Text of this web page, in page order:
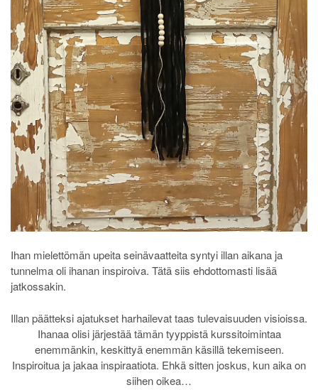
Ihan mielettömän upeita seinävaatteita syntyi illan aikana ja
tunnelma oli ihanan inspiroiva. Tätä siis ehdottomasti lisää
jatkossakin.
Illan päätteksi ajatukset harhailevat taas tulevaisuuden visioissa.
Ihanaa olisi järjestää tämän tyyppistä kurssitoimintaa
enemmänkin, keskittyä enemmän käsillä tekemiseen.
Inspiroitua ja jakaa inspiraatiota. Ehkä sitten joskus, kun aika on
siihen oikea…